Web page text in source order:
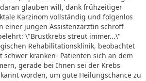
glauben will, dank frühzeitiger
Karzinom vollständig und folgenlos
einer jungen Assistenzärztin schroff
\"Brustkrebs streut immer...\"
Rehabilitationsklinik, beobachtet
schwer kranken- Patienten sich an dem
gerade bei Ihnen sei der Krebs
worden, um gute Heilungschance zu